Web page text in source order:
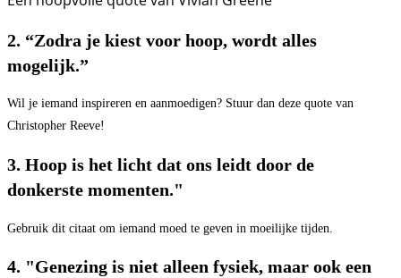
2. “Zodra je kiest voor hoop, wordt alles
mogelijk.”
Wil je iemand inspireren en aanmoedigen? Stuur dan deze quote van
Christopher Reeve!
3. Hoop is het licht dat ons leidt door de
donkerste momenten."
Gebruik dit citaat om iemand moed te geven in moeilijke tijden.
4. "Genezing is niet alleen fysiek, maar ook een